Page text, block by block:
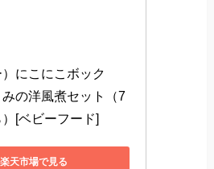
にこにこボック
の洋風煮セット（7
[ベビーフード]
楽天市場で見る